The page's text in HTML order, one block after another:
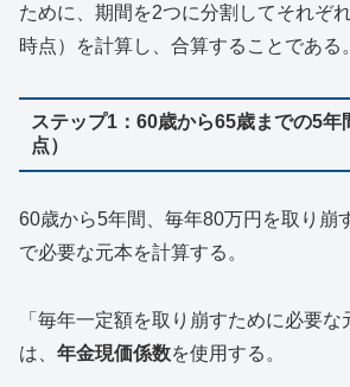
ために、期間を2つに分割してそれぞ
時点）を計算し、合算することである。
ステップ1：60歳から65歳までの5年
点）
60歳から5年間、毎年80万円を取り崩
で必要な元本を計算する。
「毎年一定額を取り崩すために必要な
は、 年金現価係数を使用する。